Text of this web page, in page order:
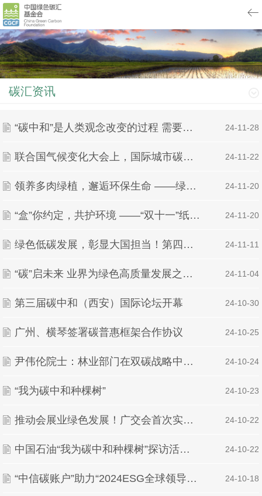
碳汇资讯
“碳中和”是人类观念改变的过程 需要全社会的共同参与｜“碳”寻绿色未来 | 24-11-28
联合国气候变化大会上，国际城市碳中和指数（丽水指数）发布 | 24-11-22
领养多肉绿植，邂逅环保生命 ——绿派社绿植领养活动 | 24-11-20
“盒”你约定，共护环境 ——“双十一”纸箱回收活动圆满结束 | 24-11-20
绿色低碳发展，彰显大国担当！第四届碳达峰碳中和国际实践大会成功举行 | 24-11-11
“碳”启未来 业界为绿色高质量发展之路建言 | 24-11-04
第三届碳中和（西安）国际论坛开幕 | 24-10-30
广州、横琴签署碳普惠框架合作协议 | 24-10-25
尹伟伦院士：林业部门在双碳战略中的机遇 | 24-10-24
“我为碳中和种棵树” | 24-10-23
推动会展业绿色发展！广交会首次实现碳中和 | 24-10-22
中国石油“我为碳中和种棵树”探访活动举办 4500亩碳中和林增绿美丽中国 | 24-10-22
“中信碳账户”助力“2024ESG全球领导者大会”达成会议活动“碳中和”目标 | 24-10-18